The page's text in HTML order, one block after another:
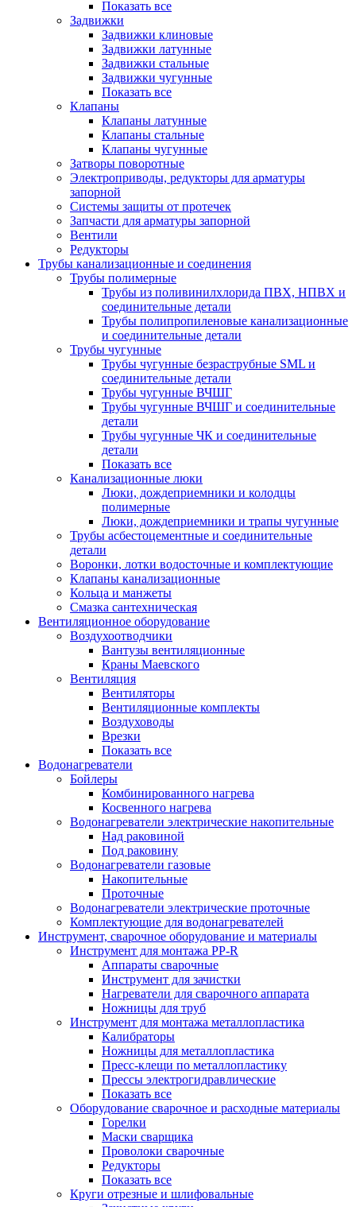
Показать все
Задвижки
Задвижки клиновые
Задвижки латунные
Задвижки стальные
Задвижки чугунные
Показать все
Клапаны
Клапаны латунные
Клапаны стальные
Клапаны чугунные
Затворы поворотные
Электроприводы, редукторы для арматуры
запорной
Системы защиты от протечек
Запчасти для арматуры запорной
Вентили
Редукторы
Трубы канализационные и соединения
Трубы полимерные
Трубы из поливинилхлорида ПВХ, НПВХ и
соединительные детали
Трубы полипропиленовые канализационные
и соединительные детали
Трубы чугунные
Трубы чугунные безраструбные SML и
соединительные детали
Трубы чугунные ВЧШГ
Трубы чугунные ВЧШГ и соединительные
детали
Трубы чугунные ЧК и соединительные
детали
Показать все
Канализационные люки
Люки, дождеприемники и колодцы
полимерные
Люки, дождеприемники и трапы чугунные
Трубы асбестоцементные и соединительные
детали
Воронки, лотки водосточные и комплектующие
Клапаны канализационные
Кольца и манжеты
Смазка сантехническая
Вентиляционное оборудование
Воздухоотводчики
Вантузы вентиляционные
Краны Маевского
Вентиляция
Вентиляторы
Вентиляционные комплекты
Воздуховоды
Врезки
Показать все
Водонагреватели
Бойлеры
Комбинированного нагрева
Косвенного нагрева
Водонагреватели электрические накопительные
Над раковиной
Под раковину
Водонагреватели газовые
Накопительные
Проточные
Водонагреватели электрические проточные
Комплектующие для водонагревателей
Инструмент, сварочное оборудование и материалы
Инструмент для монтажа PP-R
Аппараты сварочные
Инструмент для зачистки
Нагреватели для сварочного аппарата
Ножницы для труб
Инструмент для монтажа металлопластика
Калибраторы
Ножницы для металлопластика
Пресс-клещи по металлопластику
Прессы электрогидравлические
Показать все
Оборудование сварочное и расходные материалы
Горелки
Маски сварщика
Проволоки сварочные
Редукторы
Показать все
Круги отрезные и шлифовальные